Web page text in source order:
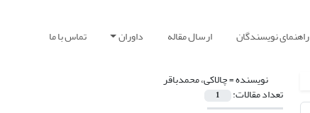
راهنمای نویسندگان ارسال مقاله داوران تماس با ما
نویسنده =چالاکی، محمدباقر
تعداد مقالات: 1